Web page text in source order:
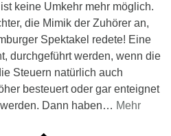
keine Umkehr mehr möglich.
die Mimik der Zuhörer an,
Spektakel redete! Eine
durchgeführt werden, wenn die
Steuern natürlich auch
besteuert oder gar enteignet
Dann haben… Mehr